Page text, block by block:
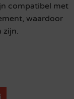
compatibel met
waardoor
zijn.